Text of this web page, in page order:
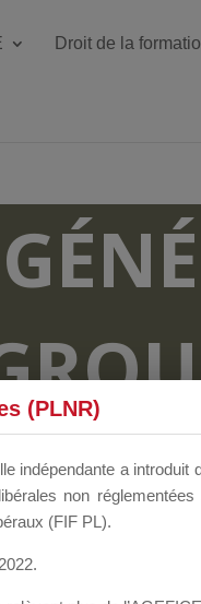
Droit de la
(PLNR)
indépendante a introduit
non
(FIF PL).